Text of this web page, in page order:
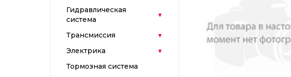
Гидравлическая
система
Трансмиссия
Электрика
Тормозная система